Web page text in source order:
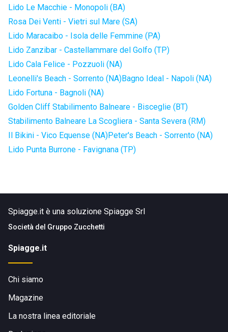
Lido Le Macchie - Monopoli (BA)
Rosa Dei Venti - Vietri sul Mare (SA)
Lido Maracaibo - Isola delle Femmine (PA)
Lido Zanzibar - Castellammare del Golfo (TP)
Lido Cala Felice - Pozzuoli (NA)
Leonelli's Beach - Sorrento (NA)Bagno Ideal - Napoli (NA)
Lido Fortuna - Bagnoli (NA)
Golden Cliff Stabilimento Balneare - Bisceglie (BT)
Stabilimento Balneare La Scogliera - Santa Severa (RM)
Il Bikini - Vico Equense (NA)Peter's Beach - Sorrento (NA)
Lido Punta Burrone - Favignana (TP)
Spiagge.it è una soluzione Spiagge Srl
Società del Gruppo Zucchetti
Spiagge.it
Chi siamo
Magazine
La nostra linea editoriale